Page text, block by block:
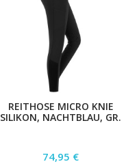
REITHOSE MICRO KNIE
SILIKON, NACHTBLAU, GR.
Preis
74,95 €